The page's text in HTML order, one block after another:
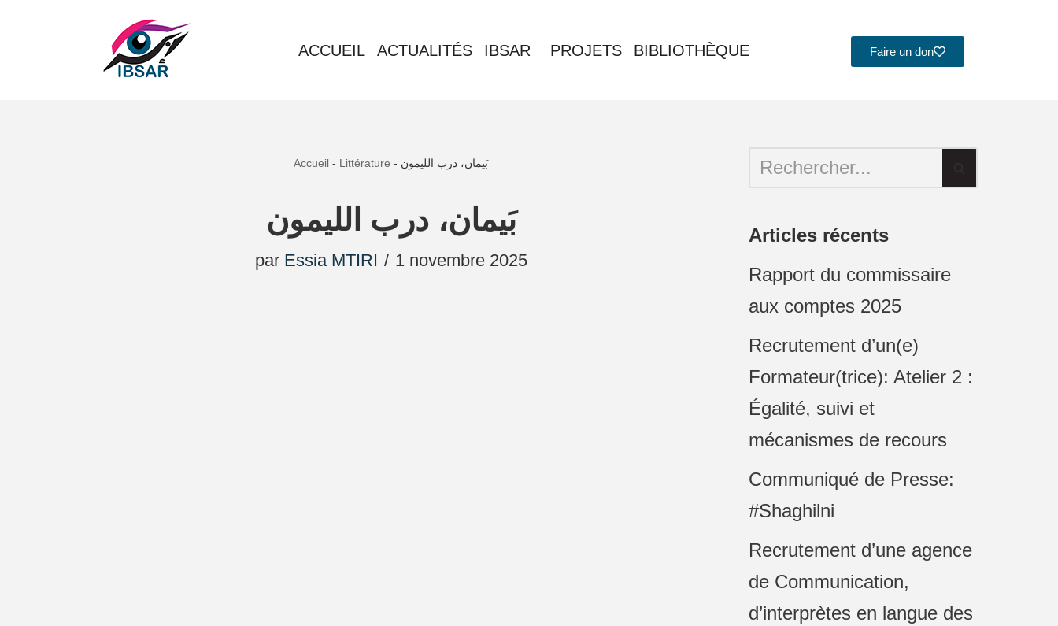
ACCUEIL ACTUALITÉS IBSAR PROJETS BIBLIOTHÈQUE Faire un don
Accueil - Littérature - بَيمان، درب الليمون
بَيمان، درب الليمون
par Essia MTIRI 1 novembre 2025
Articles récents
Rapport du commissaire
aux comptes 2025
Recrutement d’un(e)
Formateur(trice): Atelier 2 :
Égalité, suivi et
mécanismes de recours
Communiqué de Presse:
#Shaghilni
Recrutement d’une agence
de Communication,
d’interprètes en langue des